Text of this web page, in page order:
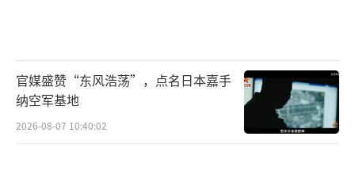
官媒盛赞“东风浩荡”，点名日本嘉手
纳空军基地
2026-08-07 10:40:02